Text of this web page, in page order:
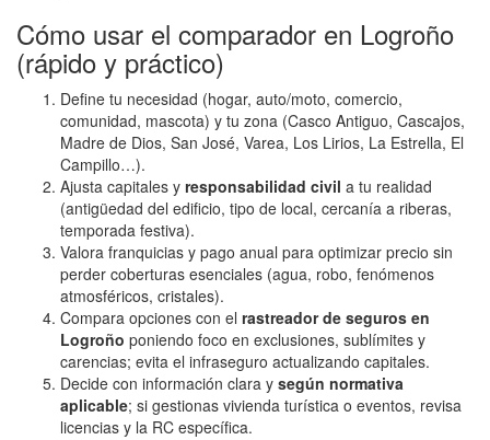
Cómo usar el comparador en Logroño
(rápido y práctico)
Define tu necesidad (hogar, auto/moto, comercio,
comunidad, mascota) y tu zona (Casco Antiguo, Cascajos,
Madre de Dios, San José, Varea, Los Lirios, La Estrella, El
Campillo…).
Ajusta capitales y responsabilidad civil a tu realidad
(antigüedad del edificio, tipo de local, cercanía a riberas,
temporada festiva).
Valora franquicias y pago anual para optimizar precio sin
perder coberturas esenciales (agua, robo, fenómenos
atmosféricos, cristales).
Compara opciones con el rastreador de seguros en
Logroño poniendo foco en exclusiones, sublímites y
carencias; evita el infraseguro actualizando capitales.
Decide con información clara y según normativa
aplicable; si gestionas vivienda turística o eventos, revisa
licencias y la RC específica.